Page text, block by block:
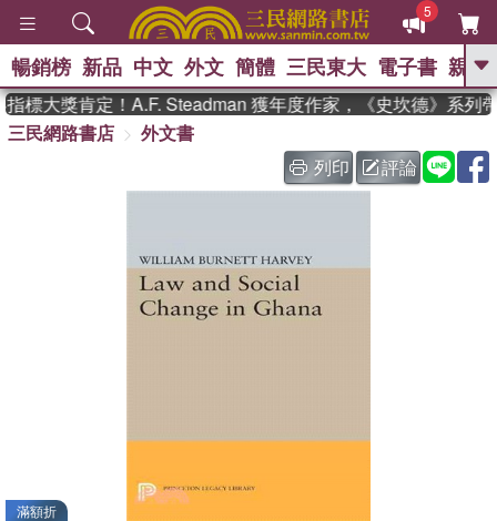
5
GO
、 如果歷史是一群喵 、 暑期
國際布克獎 臺灣漫遊錄 、 方
暢銷榜 新品 中文 外文 簡體 三民東大 電子書 親子
標大獎肯定！A.F. Steadman 獲年度作家，《史坎德》系列帶
三民網路書店
外文書
列印
評論
滿額折